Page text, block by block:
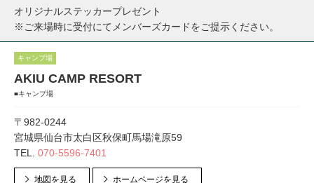
オリジナルステッカープレゼント
※ご来場時に受付にてメンバーズカードをご提示ください。
キャンプ場
AKIU CAMP RESORT
■キャンプ場
〒982-0244
宮城県仙台市太白区秋保町馬場滝原59
TEL. 070-5596-7401
地図を見る ホームページを見る